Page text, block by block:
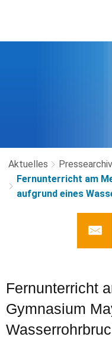
Aktuelles Pressearchiv
Fernunterricht am
aufgrund eines
Fernunterricht
Gymnasium